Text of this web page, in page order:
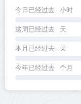
今日已经过去 小时
这周已经过去 天
本月已经过去 天
今年已经过去 个月